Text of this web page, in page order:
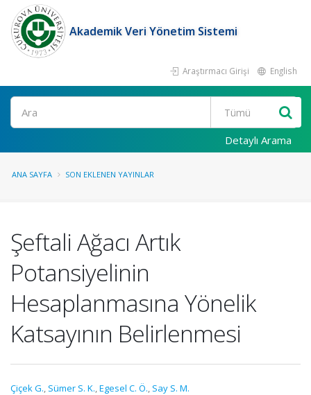
Akademik Veri Yönetim Sistemi
Araştırmacı Girişi English
Ara
Detaylı Arama
ANA SAYFA SON EKLENEN YAYINLAR
Şeftali Ağacı Artık
Potansiyelinin
Hesaplanmasına Yönelik
Katsayının Belirlenmesi
Çiçek G., Sümer S. K.,Egesel C. Ö., Say S. M.